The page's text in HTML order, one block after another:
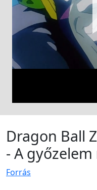
Dragon Ball
- A
Forrás